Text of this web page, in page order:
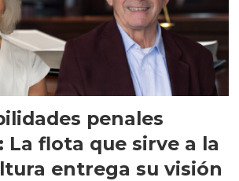
penales
La flota que sirve a la
entrega su visión